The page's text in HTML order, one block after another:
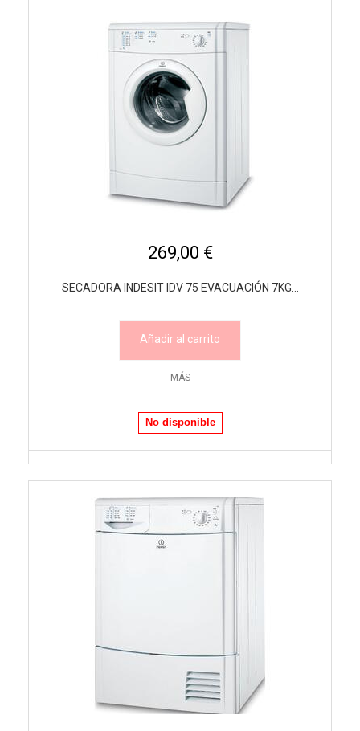
269,00 €
SECADORA INDESIT IDV 75 EVACUACIÓN 7KG...
Añadir al carrito
MÁS
No disponible